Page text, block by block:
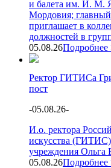
и балета им. И. М.
Мордовия;
приглашает в
должностей в
05.08.26Подробнее
Ректор ГИТИСа
пост
-05.08.26-
И.о. ректора
искусства (ГИТИС)
учреждения Ольга
05.08.26Подробнее